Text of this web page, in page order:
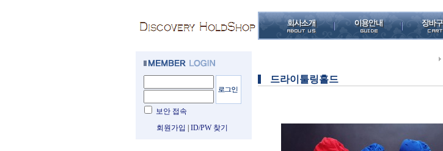
보안 접속
회원가입
ID/PW 찾기
드라이툴링홀드